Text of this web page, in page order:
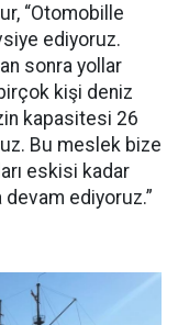
“Otomobille
ediyoruz.
sonra yollar
kişi deniz
kapasitesi 26
Bu meslek bize
eskisi kadar
ediyoruz.”